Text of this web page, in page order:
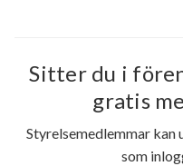
Sitter du i
gratis
Styrelsemedlemmar
som